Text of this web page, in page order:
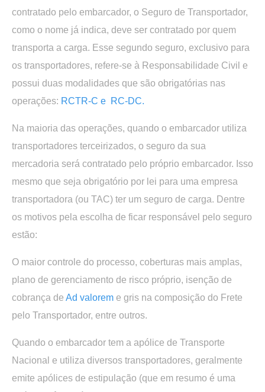
contratado pelo embarcador, o Seguro de Transportador,
como o nome já indica, deve ser contratado por quem
transporta a carga. Esse segundo seguro, exclusivo para
os transportadores, refere-se à Responsabilidade Civil e
possui duas modalidades que são obrigatórias nas
operações: RCTR-C e RC-DC.
Na maioria das operações, quando o embarcador utiliza
transportadores terceirizados, o seguro da sua
mercadoria será contratado pelo próprio embarcador. Isso
mesmo que seja obrigatório por lei para uma empresa
transportadora (ou TAC) ter um seguro de carga. Dentre
os motivos pela escolha de ficar responsável pelo seguro
estão:
O maior controle do processo, coberturas mais amplas,
plano de gerenciamento de risco próprio, isenção de
cobrança de Ad valorem e gris na composição do Frete
pelo Transportador, entre outros.
Quando o embarcador tem a apólice de Transporte
Nacional e utiliza diversos transportadores, geralmente
emite apólices de estipulação (que em resumo é uma